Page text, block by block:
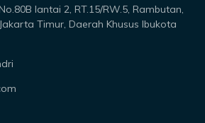
lantai 2, RT.15/RW.5, Rambutan,
Timur, Daerah Khusus Ibukota